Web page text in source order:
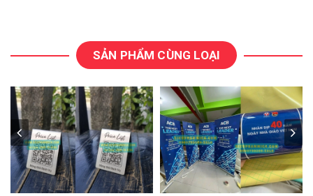
SẢN PHẨM CÙNG LOẠI